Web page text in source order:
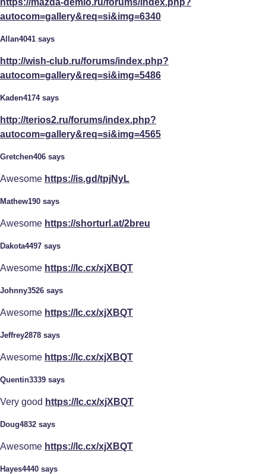
https://mazda-demio.ru/forums/index.php?
autocom=gallery&req=si&img=6340
Allan4041 says
http://wish-club.ru/forums/index.php?
autocom=gallery&req=si&img=5486
Kaden4174 says
http://terios2.ru/forums/index.php?
autocom=gallery&req=si&img=4565
Gretchen406 says
Awesome https://is.gd/tpjNyL
Mathew190 says
Awesome https://shorturl.at/2breu
Dakota4497 says
Awesome https://lc.cx/xjXBQT
Johnny3526 says
Awesome https://lc.cx/xjXBQT
Jeffrey2878 says
Awesome https://lc.cx/xjXBQT
Quentin3339 says
Very good https://lc.cx/xjXBQT
Doug4832 says
Awesome https://lc.cx/xjXBQT
Hayes4440 says